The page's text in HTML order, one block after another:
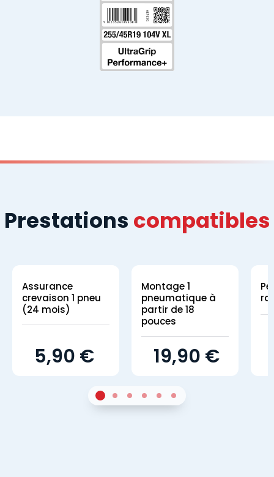
Prestations compatibles
Assurance
crevaison 1 pneu
(24 mois)
5,90 €
Montage 1
pneumatique à
partir de 18
pouces
19,90 €
Sur 42Sur 43Sur 44Sur 45Sur 46Sur 4